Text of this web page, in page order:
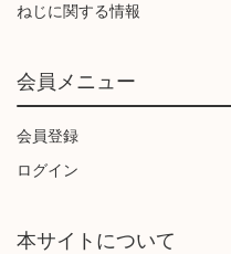
ねじに関する情報
会員メニュー
会員登録
ログイン
本サイトについて